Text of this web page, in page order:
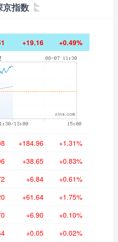
京指数
+19.16 +0.49%
+184.96 +1.31%
+38.65 +0.83%
+6.84 +0.61%
+61.64 +1.75%
+6.90 +0.10%
+0.05 +0.02%